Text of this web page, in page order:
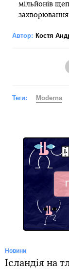
мільйонів
Автор: Костя
Теги: Moderna
Новини
Ісландія на